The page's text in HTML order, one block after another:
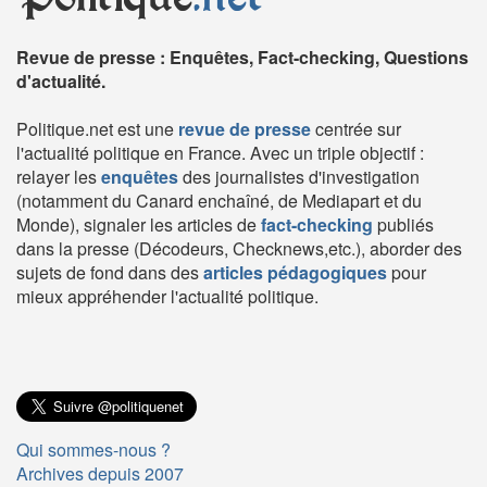
Revue de presse : Enquêtes, Fact-checking, Questions
d'actualité.
Politique.net est une revue de pressecentrée sur
l'actualité politique en France. Avec un triple objectif :
relayer lesenquêtesdes journalistes d'investigation
(notamment du Canard enchaîné, de Mediapart et du
Monde), signaler les articles defact-checking publiés
dans la presse (Décodeurs, Checknews,etc.), aborder des
sujets de fond dans desarticles pédagogiquespour
mieux appréhender l'actualité politique.
Qui sommes-nous ?
Archives depuis 2007